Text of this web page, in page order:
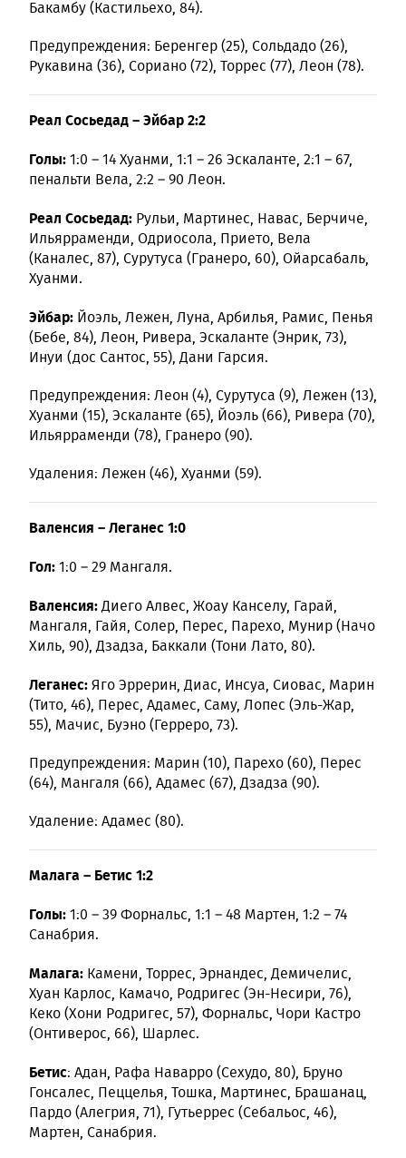
Бакамбу (Кастильехо, 84).
Предупреждения: Беренгер (25), Сольдадо (26),
Рукавина (36), Сориано (72), Торрес (77), Леон (78).
Реал Сосьедад – Эйбар 2:2
Голы:1:0 – 14 Хуанми, 1:1 – 26 Эскаланте, 2:1 – 67,
пенальти Вела, 2:2 – 90 Леон.
Реал Сосьедад: Рульи, Мартинес, Навас, Берчиче,
Ильярраменди, Одриосола, Прието, Вела
(Каналес, 87), Сурутуса (Гранеро, 60), Ойарсабаль,
Хуанми.
Эйбар: Йоэль, Лежен, Луна, Арбилья, Рамис, Пенья
(Бебе, 84), Леон, Ривера, Эскаланте (Энрик, 73),
Инуи (дос Сантос, 55), Дани Гарсия.
Предупреждения: Леон (4), Сурутуса (9), Лежен (13),
Хуанми (15), Эскаланте (65), Йоэль (66), Ривера (70),
Ильярраменди (78), Гранеро (90).
Удаления: Лежен (46), Хуанми (59).
Валенсия – Леганес 1:0
Гол:1:0 – 29 Мангаля.
Валенсия:Диего Алвес, Жоау Канселу, Гарай,
Мангаля, Гайя, Солер, Перес, Парехо, Мунир (Начо
Хиль, 90), Дзадза, Баккали (Тони Лато, 80).
Леганес:Яго Эррерин, Диас, Инсуа, Сиовас, Марин
(Тито, 46), Перес, Адамес, Саму, Лопес (Эль-Жар,
55), Мачис, Буэно (Герреро, 73).
Предупреждения: Марин (10), Парехо (60), Перес
(64), Мангаля (66), Адамес (67), Дзадза (90).
Удаление: Адамес (80).
Малага – Бетис 1:2
Голы:1:0 – 39 Форнальс, 1:1 – 48 Мартен, 1:2 – 74
Санабрия.
Малага: Камени, Торрес, Эрнандес, Демичелис,
Хуан Карлос, Камачо, Родригес (Эн-Несири, 76),
Кеко (Хони Родригес, 57), Форнальс, Чори Кастро
(Онтиверос, 66), Шарлес.
Бетис: Адан, Рафа Наварро (Сехудо, 80), Бруно
Гонсалес, Пеццелья, Тошка, Мартинес, Брашанац,
Пардо (Алегрия, 71), Гутьеррес (Себальос, 46),
Мартен, Санабрия.